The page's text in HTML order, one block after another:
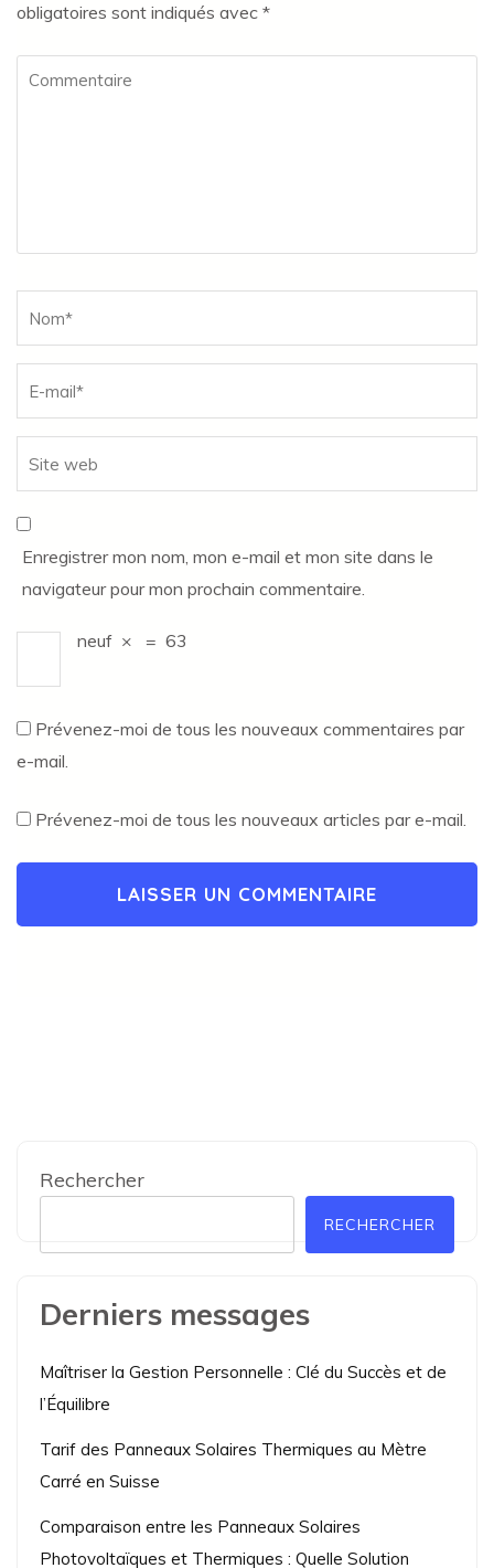
obligatoires sont indiqués avec *
Commentaire
Enregistrer mon nom, mon e-mail et mon site dans le
navigateur pour mon prochain commentaire.
neuf × = 63
Prévenez-moi de tous les nouveaux commentaires par
e-mail.
Prévenez-moi de tous les nouveaux articles par e-mail.
Rechercher
RECHERCHER
Derniers messages
Maîtriser la Gestion Personnelle : Clé du Succès et de
l’Équilibre
Tarif des Panneaux Solaires Thermiques au Mètre
Carré en Suisse
Comparaison entre les Panneaux Solaires
Photovoltaïques et Thermiques : Quelle Solution